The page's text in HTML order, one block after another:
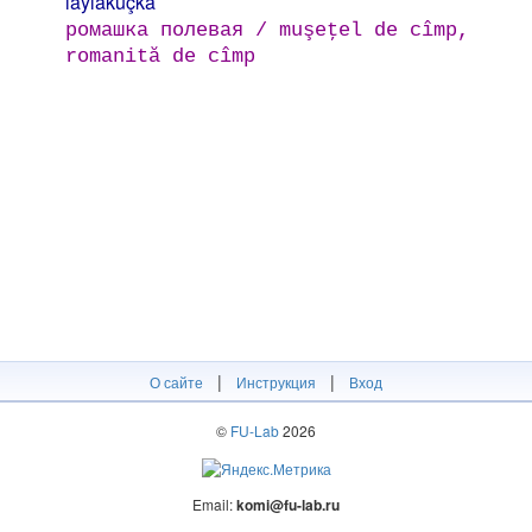
ромашка полевая / muşeţel de cîmp,
romanită de cîmp
О сайте | Инструкция | Вход
© FU-Lab2026
Email:komi@fu-lab.ru